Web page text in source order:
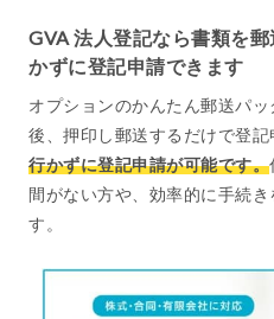
GVA 法人登記なら書類を
かずに登記申請できます
オプションのかんたん郵送パ
後、押印し郵送するだけで登記
行かずに登記申請が可能です。
間がない方や、効率的に手続
す。